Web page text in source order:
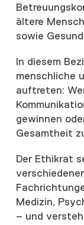
ältere
sowie
In diesem
menschliche
auftreten:
gewinnen
Gesamtheit
Der Ethikrat
Medizin,
– und